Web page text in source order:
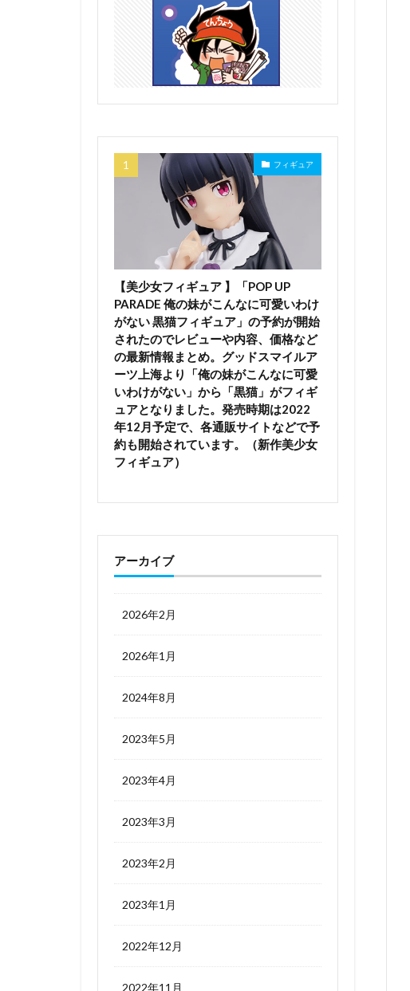
フィギュア
【美少女フィギュア 】「POP UP
PARADE 俺の妹がこんなに可愛いわけ
がない 黒猫フィギュア」の予約が開始
されたのでレビューや内容、価格など
の最新情報まとめ。グッドスマイルア
ーツ上海より「俺の妹がこんなに可愛
いわけがない」から「黒猫」がフィギ
ュアとなりました。発売時期は2022
年12月予定で、各通販サイトなどで予
約も開始されています。（新作美少女
フィギュア）
アーカイブ
2026年2月
2026年1月
2024年8月
2023年5月
2023年4月
2023年3月
2023年2月
2023年1月
2022年12月
2022年11月